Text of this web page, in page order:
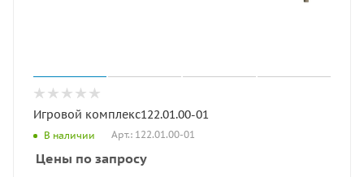
Игровой комплекс122.01.00-01
В наличии Арт.: 122.01.00-01
Цены по запросу